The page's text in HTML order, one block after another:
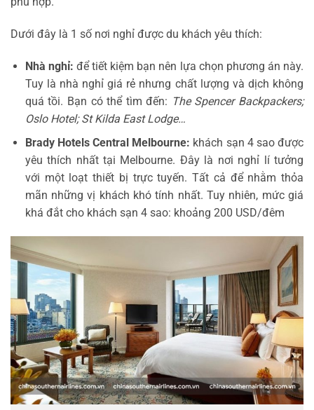
Dưới đây là 1 số nơi nghỉ được du khách yêu thích:
Nhà nghỉ:để tiết kiệm bạn nên lựa chọn phương án này.
Tuy là nhà nghỉ giá rẻ nhưng chất lượng và dịch không
quá tồi. Bạn có thể tìm đến: The Spencer Backpackers;
Oslo Hotel; St Kilda East Lodge…
Brady Hotels Central Melbourne: khách sạn 4 sao được
yêu thích nhất tại Melbourne. Đây là nơi nghỉ lí tưởng
với một loạt thiết bị trực tuyến. Tất cả để nhằm thỏa
mãn những vị khách khó tính nhất. Tuy nhiên, mức giá
khá đắt cho khách sạn 4 sao: khoảng 200 USD/đêm